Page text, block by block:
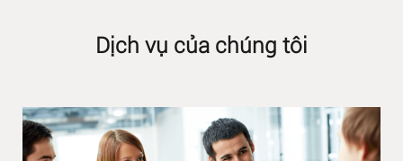
Dịch vụ của chúng tôi